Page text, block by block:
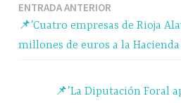
pp m rti
r
Navegación
de
ENTRADA ANTERIOR
📌’Cuatro empresas de Rioja
millones de euros a la Hacienda
📌’La Diputación Foral